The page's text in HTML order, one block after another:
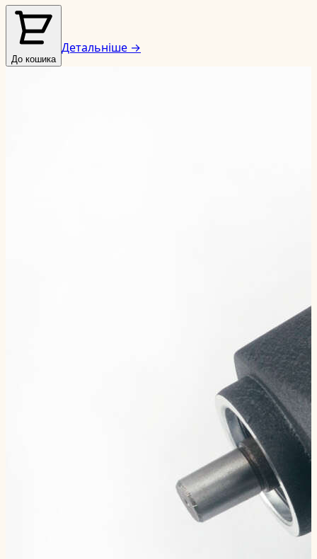
До кошика
Детальніше →